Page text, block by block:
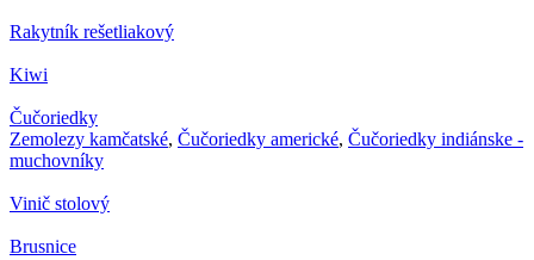
Rakytník rešetliakový
Kiwi
Čučoriedky
Zemolezy kamčatské, Čučoriedky americké, Čučoriedky indiánske -
muchovníky
Vinič stolový
Brusnice